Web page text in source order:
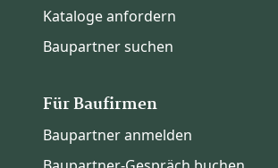
Kataloge anfordern
Baupartner suchen
Für Baufirmen
Baupartner anmelden